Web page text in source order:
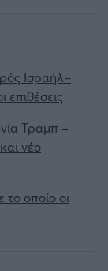
Ισραήλ–
επιθέσεις
Τραμπ –
νέο
οποίο οι